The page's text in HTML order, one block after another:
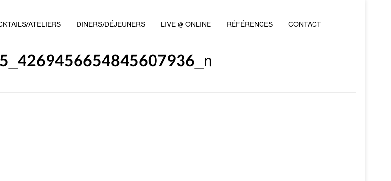
ATELIERS DINERS/DÉJEUNERS LIVE @ ONLINE RÉFÉRENCES CONTACT